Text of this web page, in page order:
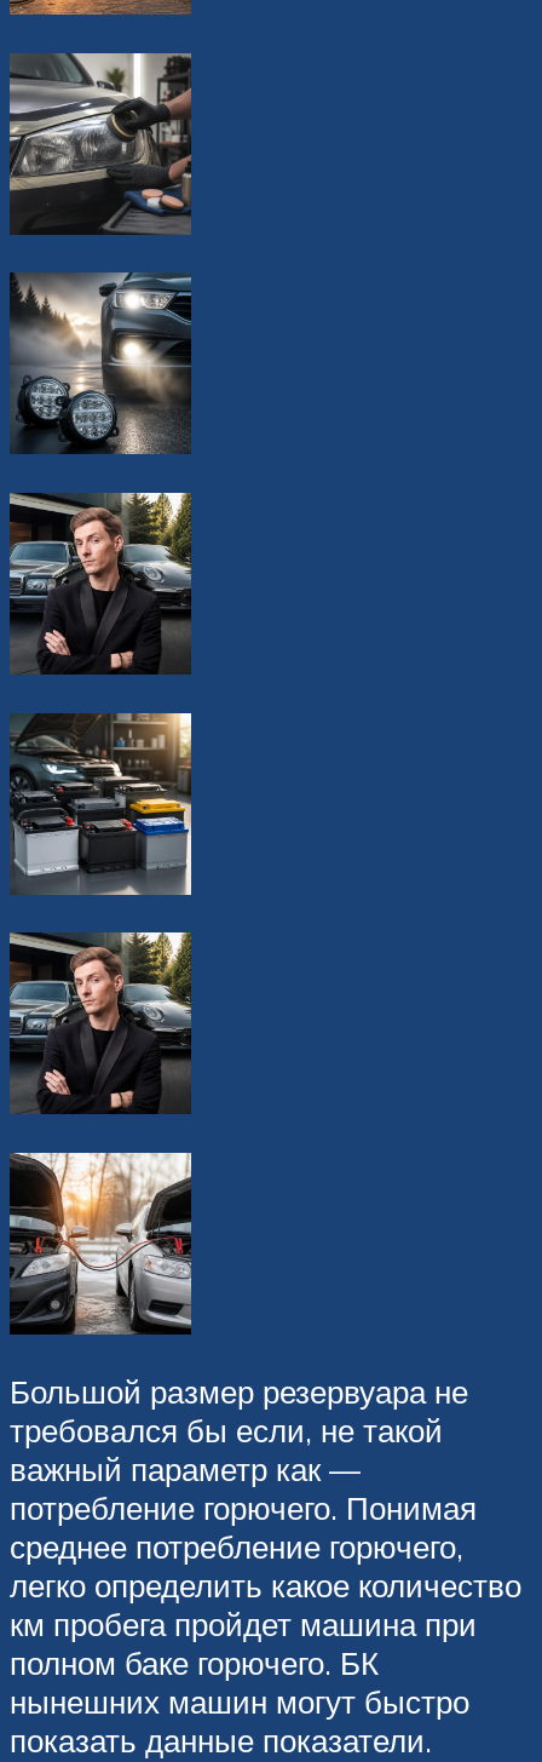
Большой размер резервуара не
требовался бы если, не такой
важный параметр как —
потребление горючего. Понимая
среднее потребление горючего,
легко определить какое количество
км пробега пройдет машина при
полном баке горючего. БК
нынешних машин могут быстро
показать данные показатели.